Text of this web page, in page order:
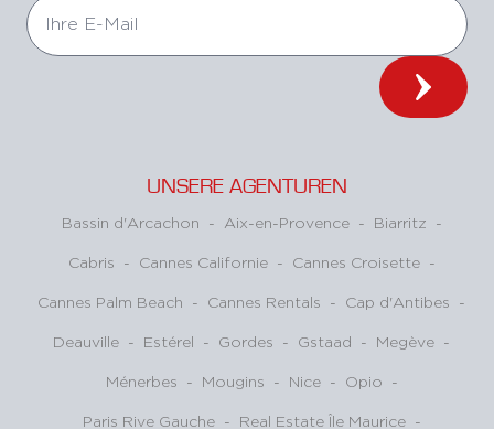
UNSERE AGENTUREN
Bassin d'Arcachon - Aix-en-Provence - Biarritz -
Cabris - Cannes Californie - Cannes Croisette -
Cannes Palm Beach - Cannes Rentals - Cap d'Antibes -
Deauville - Estérel - Gordes - Gstaad - Megève -
Ménerbes - Mougins - Nice - Opio -
Paris Rive Gauche - Real Estate Île Maurice -